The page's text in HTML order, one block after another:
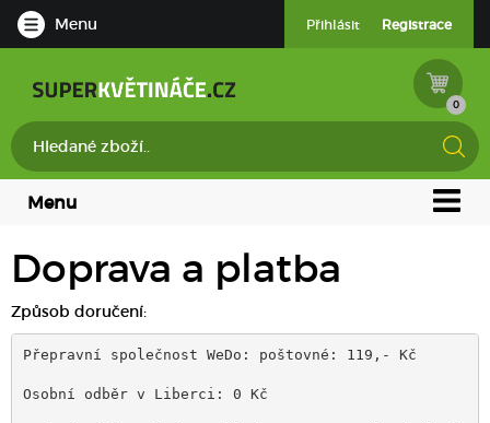
Menu Přihlásit Registrace
0
Menu
Doprava a platba
Způsob doručení:
Přepravní společnost WeDo: poštovné: 119,- Kč
Osobní odběr v Liberci: 0 Kč